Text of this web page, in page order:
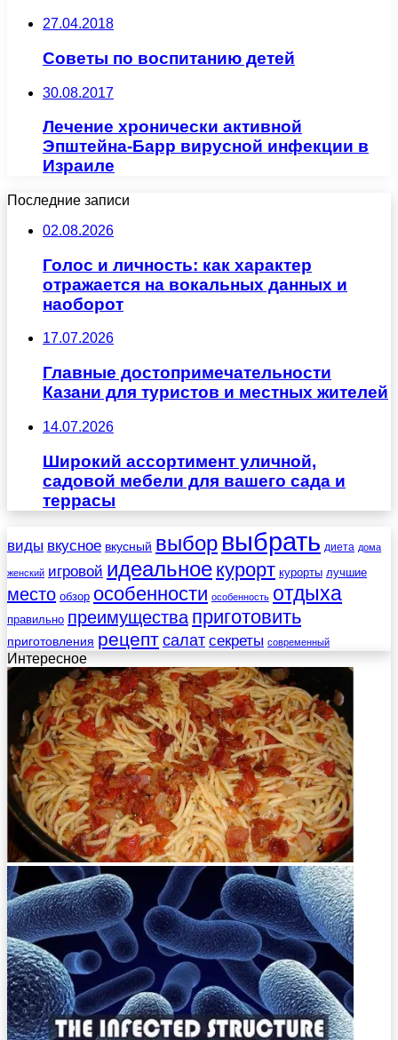
27.04.2018
Советы по воспитанию детей
30.08.2017
Лечение хронически активной
Эпштейна-Барр вирусной инфекции в
Израиле
Последние записи
02.08.2026
Голос и личность: как характер
отражается на вокальных данных и
наоборот
17.07.2026
Главные достопримечательности
Казани для туристов и местных жителей
14.07.2026
Широкий ассортимент уличной,
садовой мебели для вашего сада и
террасы
виды вкусное вкусный выбор выбрать диета дома
женский игровой идеальное курорт курорты лучшие
место обзор особенности особенность отдыха
правильно преимущества приготовить
приготовления рецепт салат секреты современный
Интересное